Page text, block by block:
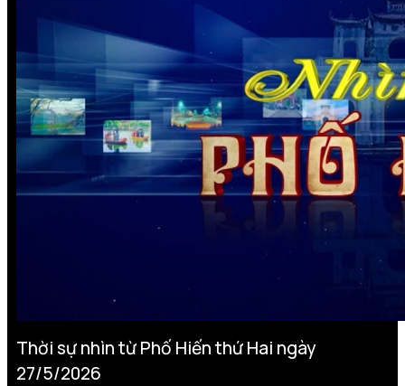
Thời sự nhìn từ Phố Hiến thứ Hai ngày
27/5/2026